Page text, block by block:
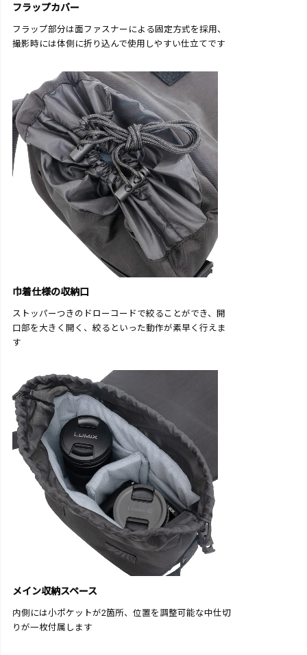
フラップカバー
フラップ部分は面ファスナーによる固定方式を採用、
撮影時には体側に折り込んで使用しやすい仕立てです
巾着仕様の収納口
ストッパーつきのドローコードで絞ることができ、開
口部を大きく開く、絞るといった動作が素早く行えま
す
メイン収納スペース
内側には小ポケットが2箇所、位置を調整可能な中仕切
りが一枚付属します